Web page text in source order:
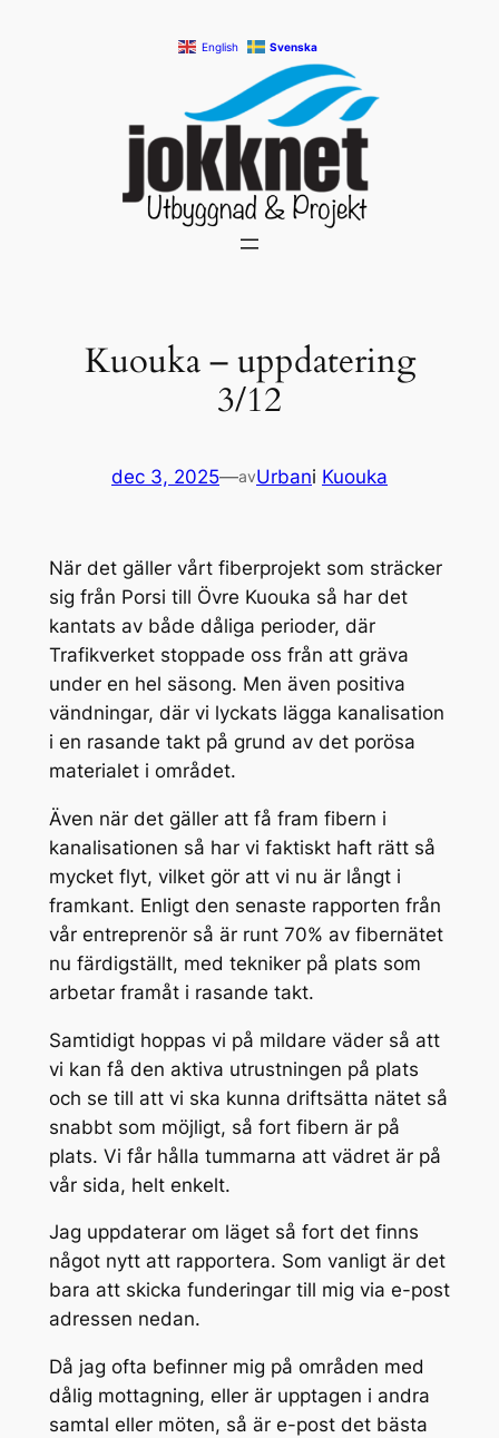
English Svenska
Kuouka – uppdatering
3/12
dec 3, 2025—avUrbani Kuouka
När det gäller vårt fiberprojekt som sträcker
sig från Porsi till Övre Kuouka så har det
kantats av både dåliga perioder, där
Trafikverket stoppade oss från att gräva
under en hel säsong. Men även positiva
vändningar, där vi lyckats lägga kanalisation
i en rasande takt på grund av det porösa
materialet i området.
Även när det gäller att få fram fibern i
kanalisationen så har vi faktiskt haft rätt så
mycket flyt, vilket gör att vi nu är långt i
framkant. Enligt den senaste rapporten från
vår entreprenör så är runt 70% av fibernätet
nu färdigställt, med tekniker på plats som
arbetar framåt i rasande takt.
Samtidigt hoppas vi på mildare väder så att
vi kan få den aktiva utrustningen på plats
och se till att vi ska kunna driftsätta nätet så
snabbt som möjligt, så fort fibern är på
plats. Vi får hålla tummarna att vädret är på
vår sida, helt enkelt.
Jag uppdaterar om läget så fort det finns
något nytt att rapportera. Som vanligt är det
bara att skicka funderingar till mig via e-post
adressen nedan.
Då jag ofta befinner mig på områden med
dålig mottagning, eller är upptagen i andra
samtal eller möten, så är e-post det bästa